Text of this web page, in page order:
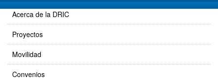
Acerca de la DRIC
Proyectos
Movilidad
Convenios